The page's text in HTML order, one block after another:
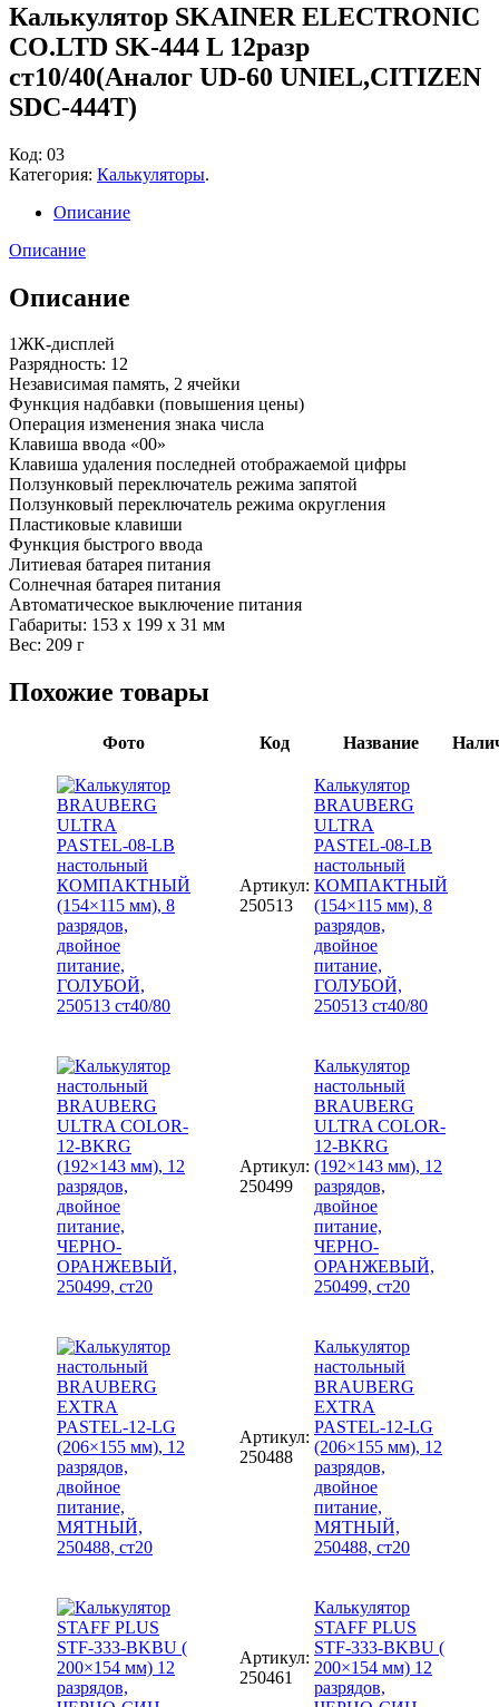
Калькулятор SKAINER ELECTRONIC
CO.LTD SK-444 L 12разр
ст10/40(Аналог UD-60 UNIEL,CITIZEN
SDC-444T)
Код: 03
Категория: Калькуляторы.
Описание
Описание
Описание
1ЖК-дисплей
Разрядность: 12
Независимая память, 2 ячейки
Функция надбавки (повышения цены)
Операция изменения знака числа
Клавиша ввода «00»
Клавиша удаления последней отображаемой цифры
Ползунковый переключатель режима запятой
Ползунковый переключатель режима округления
Пластиковые клавиши
Функция быстрого ввода
Литиевая батарея питания
Солнечная батарея питания
Автоматическое выключение питания
Габариты: 153 x 199 x 31 мм
Вес: 209 г
Похожие товары
Фото Код Название
Артикул:
250513
Калькулятор
BRAUBERG
ULTRA
PASTEL-08-LB
настольный
КОМПАКТНЫЙ
(154×115 мм), 8
разрядов,
двойное
питание,
ГОЛУБОЙ,
250513 ст40/80
Артикул:
250499
Калькулятор
настольный
BRAUBERG
ULTRA COLOR-
12-BKRG
(192×143 мм), 12
разрядов,
двойное
питание,
ЧЕРНО-
ОРАНЖЕВЫЙ,
250499, ст20
Артикул:
250488
Калькулятор
настольный
BRAUBERG
EXTRA
PASTEL-12-LG
(206×155 мм), 12
разрядов,
двойное
питание,
МЯТНЫЙ,
250488, ст20
Артикул:
250461
Калькулятор
STAFF PLUS
STF-333-BKBU (
200×154 мм) 12
разрядов,